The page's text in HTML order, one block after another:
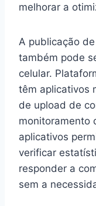
melhorar a
A publicação
também pode
celular.
têm aplicativos
de upload de
monitoramento
aplicativos
verificar
responder a
sem a